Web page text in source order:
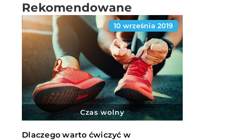
Rekomendowane
10 września 2019
Czas wolny
Dlaczego warto ćwiczyć w